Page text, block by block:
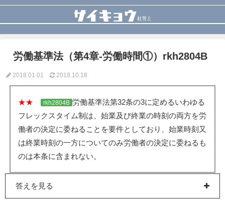
労働基準法（第4章-労働時間①）rkh2804B
2018.01.01 2018.10.18
★★ rkh2804B 労働基準法第32条の3に定めるいわゆる
フレックスタイム制は、始業及び終業の時刻の両方を労
働者の決定に委ねることを要件としており、始業時刻又
は終業時刻の一方についてのみ労働者の決定に委ねるも
のは本条に含まれない。
答えを見る